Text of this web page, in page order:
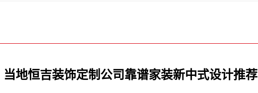
当地恒吉装饰定制公司靠谱家装新中式设计推荐